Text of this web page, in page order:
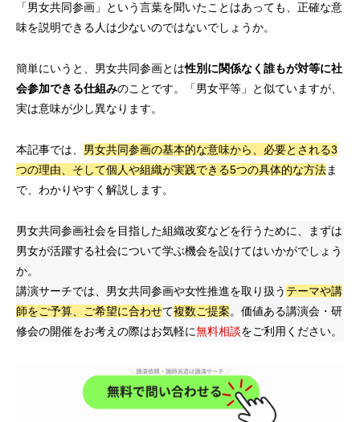
「男女共同参画」という言葉を聞いたことはあっても、正確な意
味を説明できる人は少ないのではないでしょうか。
簡単にいうと、男女共同参画とは性別に関係なく誰もが対等に社
会参加できる仕組みのことです。「男女平等」と似ていますが、
実は意味が少し異なります。
本記事では、 男女共同参画の基本的な意味から、必要とされる3
つの理由、そして個人や組織が実践できる5つの具体的な方法ま
で、わかりやすく解説します。
男女共同参画社会を目指した組織改変などを行うために、まずは
男女が活躍する社会について学ぶ機会を設けてはいかがでしょう
か。
講演サーチでは、男女共同参画や女性推進を取り扱う テーマや講
師をご予算、ご希望に合わせて複数ご提案。価値ある講演会・研
修会の開催をお考えの際はお気軽に無料相談をご利用ください。